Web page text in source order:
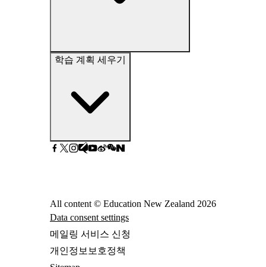
학습 계획 세우기
All content © Education New Zealand 2026
Data consent settings
메일링 서비스 신청
개인정보보호정책